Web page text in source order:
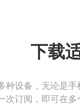
下载
种设备，无论是
次订阅，即可在多